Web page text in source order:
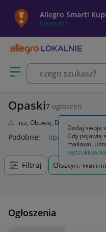
Allegro Smart!
Sprawdź »
Otwórz menu z kategoriami
Opaski7 ogłoszeń
Odzież, Obuwie, Dodatki
Podobne: opaski opaski
Filtruj Olsztyn,
Ogłoszenia
Dodaj swoje
Gdy pojawią
mailowo.